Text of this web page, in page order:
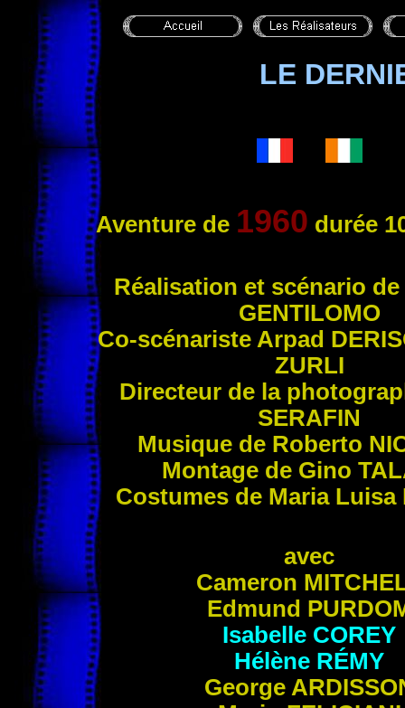
LE
Aventure de 1960 durée
Réal isation et scénario
GENTILOMO
Co-scénariste Arpad
ZURLI
Directeur de la
SERAFIN
Musique de Roberto
Montage de Gino
Costumes de Maria Luisa
avec
Cameron
Edmund
Isabelle COREY
Hélène RÉMY
George